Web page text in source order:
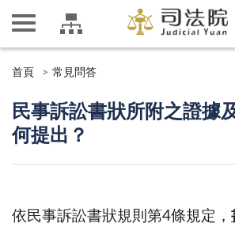
首頁 常見問答
民事訴訟書狀所附之證據
何提出？
依民事訴訟書狀規則第4條規定，